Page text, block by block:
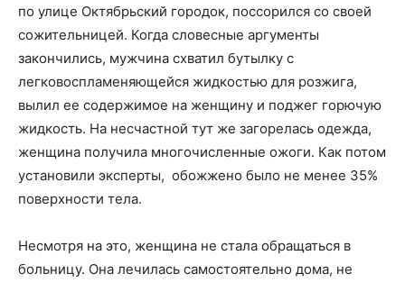
по улице Октябрьский городок, поссорился со своей
сожительницей. Когда словесные аргументы
закончились, мужчина схватил бутылку с
легковоспламеняющейся жидкостью для розжига,
вылил ее содержимое на женщину и поджег горючую
жидкость. На несчастной тут же загорелась одежда,
женщина получила многочисленные ожоги. Как потом
установили эксперты, обожжено было не менее 35%
поверхности тела.
Несмотря на это, женщина не стала обращаться в
больницу. Она лечилась самостоятельно дома, не